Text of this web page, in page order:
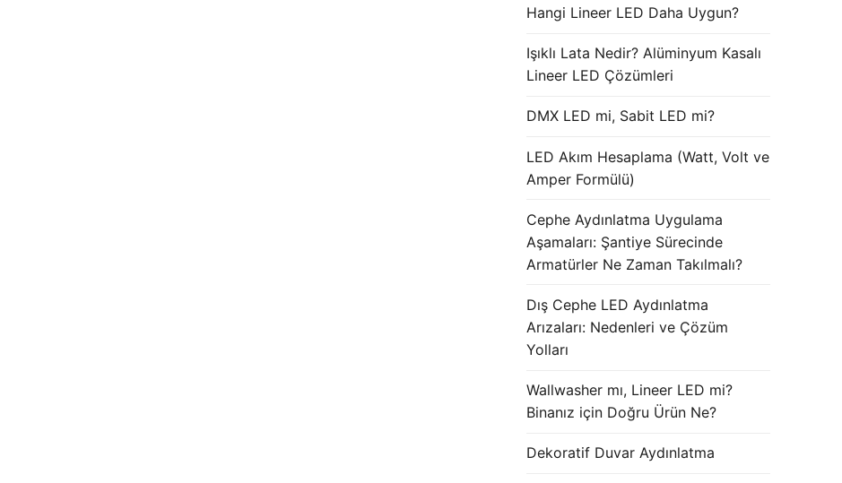
Hangi Lineer LED Daha Uygun?
Işıklı Lata Nedir? Alüminyum Kasalı
Lineer LED Çözümleri
DMX LED mi, Sabit LED mi?
LED Akım Hesaplama (Watt, Volt ve
Amper Formülü)
Cephe Aydınlatma Uygulama
Aşamaları: Şantiye Sürecinde
Armatürler Ne Zaman Takılmalı?
Dış Cephe LED Aydınlatma
Arızaları: Nedenleri ve Çözüm
Yolları
Wallwasher mı, Lineer LED mi?
Binanız için Doğru Ürün Ne?
Dekoratif Duvar Aydınlatma